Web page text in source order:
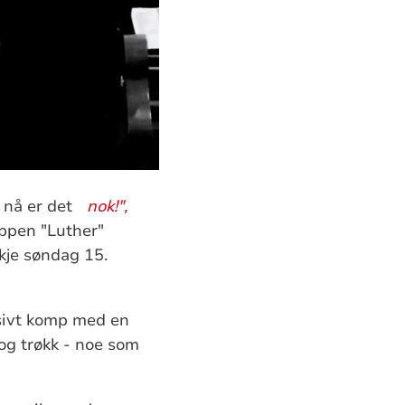
nå er det
nok!",
"Luther"
søndag 15.
komp med en
trøkk - noe som